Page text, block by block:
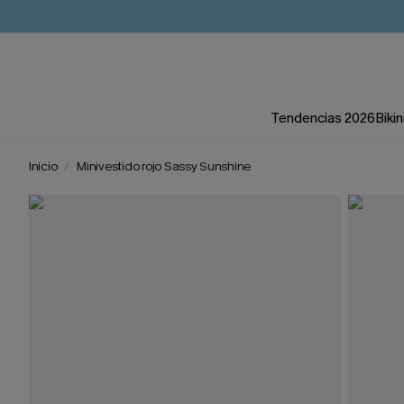
Tendencias 2026
Inicio Minivestido rojo Sassy Sunshine